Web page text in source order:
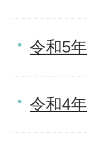
令和5年
令和4年